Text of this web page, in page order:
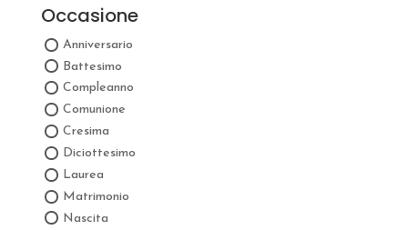
Occasione
Anniversario
Battesimo
Compleanno
Comunione
Cresima
Diciottesimo
Laurea
Matrimonio
Nascita